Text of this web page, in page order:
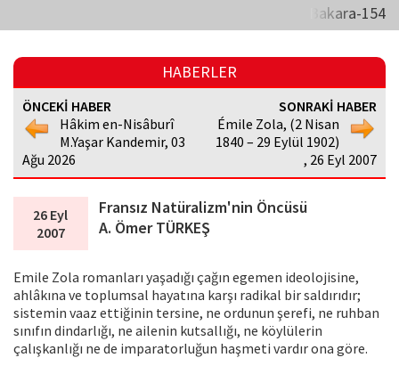
Bakara-154
HABERLER
ÖNCEKİ HABER
Hâkim en-Nisâburî
M.Yaşar Kandemir, 03
Ağu 2026
SONRAKİ HABER
Émile Zola, (2 Nisan
1840 – 29 Eylül 1902)
, 26 Eyl 2007
26 Eyl
2007
Fransız Natüralizm'nin Öncüsü
A. Ömer TÜRKEŞ
Emile Zola romanları yaşadığı çağın egemen ideolojisine,
ahlâkına ve toplumsal hayatına karşı radikal bir saldırıdır;
sistemin vaaz ettiğinin tersine, ne ordunun şerefi, ne ruhban
sınıfın dindarlığı, ne ailenin kutsallığı, ne köylülerin
çalışkanlığı ne de imparatorluğun haşmeti vardır ona göre.